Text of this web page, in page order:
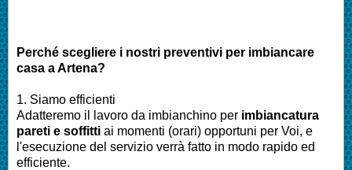
Perché scegliere i nostri preventivi per imbiancare
casa aArtena?
1. Siamo efficienti
Adatteremo il lavoro da imbianchino per imbiancatura
pareti e soffitti ai momenti (orari) opportuni per Voi, e
l'esecuzione del servizio verrà fatto in modo rapido ed
efficiente.